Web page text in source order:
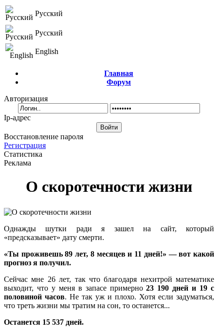
Русский
Русский
English
Главная
Форум
Авторизация
Ip-адрес
Восстановление пароля
Регистрация
Статистика
Реклама
О скоротечности жизни
Однажды шутки ради я зашел на сайт, который
«предсказывает» дату смерти.
«Ты проживешь 89 лет, 8 месяцев и 11 дней!» — вот какой
прогноз я получил.
Сейчас мне 26 лет, так что благодаря нехитрой математике
выходит, что у меня в запасе примерно23 190 дней и 19 с
половиной часов. Не так уж и плохо. Хотя если задуматься,
что треть жизни мы тратим на сон, то останется...
Останется 15 537 дней.